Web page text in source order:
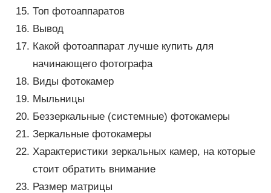
Топ фотоаппаратов
Вывод
Какой фотоаппарат лучше купить для
начинающего фотографа
Виды фотокамер
Мыльницы
Беззеркальные (системные) фотокамеры
Зеркальные фотокамеры
Характеристики зеркальных камер, на которые
стоит обратить внимание
Размер матрицы